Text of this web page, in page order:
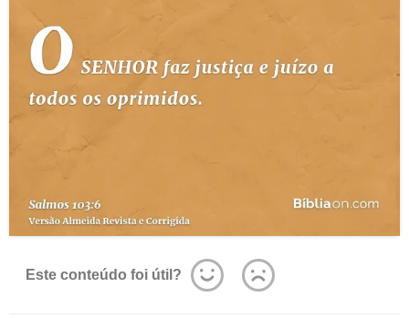
Este conteúdo foi útil?